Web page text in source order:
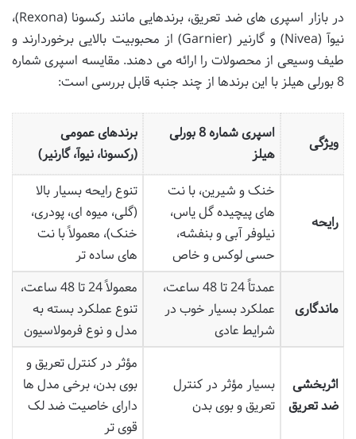
در بازار اسپری های ضد تعریق، برندهایی مانند رکسونا (Rexona)،
نیوآ (Nivea) و گارنیر (Garnier) از محبوبیت بالایی برخوردارند و
طیف وسیعی از محصولات را ارائه می دهند. مقایسه اسپری شماره
8 بورلی هیلز با این برندها از چند جنبه قابل بررسی است:
ویژگی
اسپری شماره 8 بورلی
هیلز
برندهای عمومی
(رکسونا، نیوآ، گارنیر)
رایحه
خنک و شیرین، با نت
های پیچیده گل یاس،
نیلوفر آبی و بنفشه،
حسی لوکس و خاص
تنوع رایحه بسیار بالا
(گلی، میوه ای، پودری،
خنک)، معمولاً با نت
های ساده تر
ماندگاری
عمدتاً 24 تا 48 ساعت،
عملکرد بسیار خوب در
شرایط عادی
معمولاً 24 تا 48 ساعت،
تنوع عملکرد بسته به
مدل و نوع فرمولاسیون
اثربخشی
ضد تعریق
بسیار مؤثر در کنترل
تعریق و بوی بدن
مؤثر در کنترل تعریق و
بوی بدن، برخی مدل ها
دارای خاصیت ضد لک
قوی تر